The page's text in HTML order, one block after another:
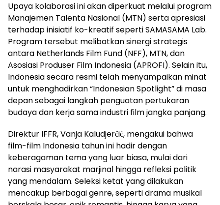
​Upaya kolaborasi ini akan diperkuat melalui program
Manajemen Talenta Nasional (MTN) serta apresiasi
terhadap inisiatif ko-kreatif seperti SAMASAMA Lab.
Program tersebut melibatkan sinergi strategis
antara Netherlands Film Fund (NFF), MTN, dan
Asosiasi Produser Film Indonesia (APROFI). Selain itu,
Indonesia secara resmi telah menyampaikan minat
untuk menghadirkan “Indonesian Spotlight” di masa
depan sebagai langkah penguatan pertukaran
budaya dan kerja sama industri film jangka panjang.
​Direktur IFFR, Vanja Kaludjerčić, mengakui bahwa
film-film Indonesia tahun ini hadir dengan
keberagaman tema yang luar biasa, mulai dari
narasi masyarakat marjinal hingga refleksi politik
yang mendalam. Seleksi ketat yang dilakukan
mencakup berbagai genre, seperti drama musikal